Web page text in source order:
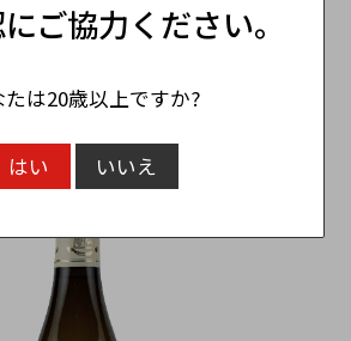
SOLD OUT
ご協力ください。
たは20歳以上ですか?
はい いいえ